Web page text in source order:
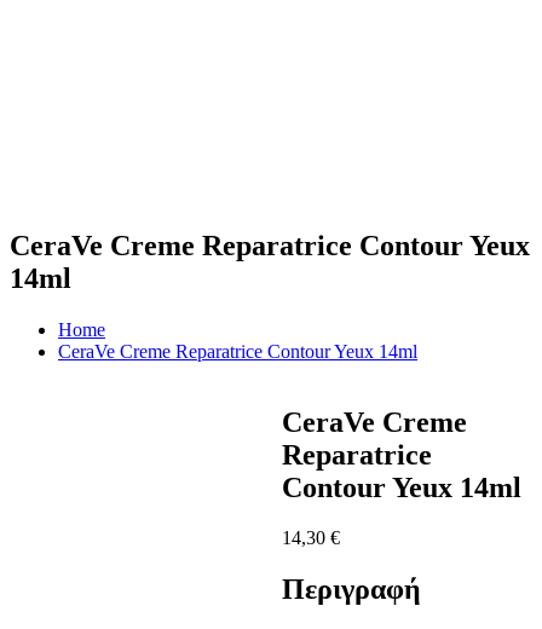
CeraVe Creme Reparatrice Contour Yeux
14ml
Home
CeraVe Creme Reparatrice Contour Yeux 14ml
CeraVe Creme
Reparatrice
Contour Yeux 14ml
14,30 €
Περιγραφή